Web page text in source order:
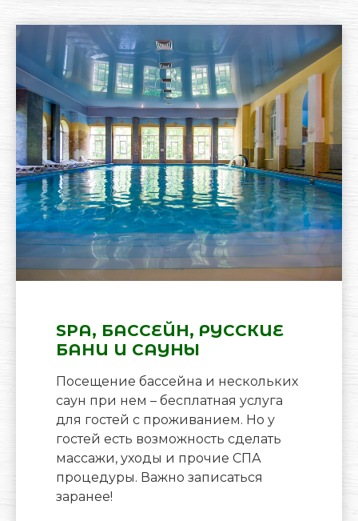
SPA, БАССЕЙН, РУССКИЕ
БАНИ И САУНЫ
Посещение бассейна и нескольких
саун при нем – бесплатная услуга
для гостей с проживанием. Но у
гостей есть возможность сделать
массажи, уходы и прочие СПА
процедуры. Важно записаться
заранее!